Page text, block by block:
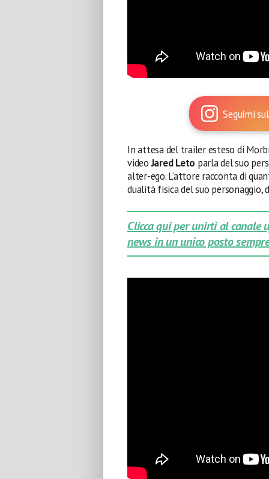
Seguimi
In attesa del trailer esteso di
videoJared Leto parla del suo
alter-ego. L’attore racconta di
dualità fisica del suo personaggio,
Clicca qui per unirti al canale
news in un unico posto